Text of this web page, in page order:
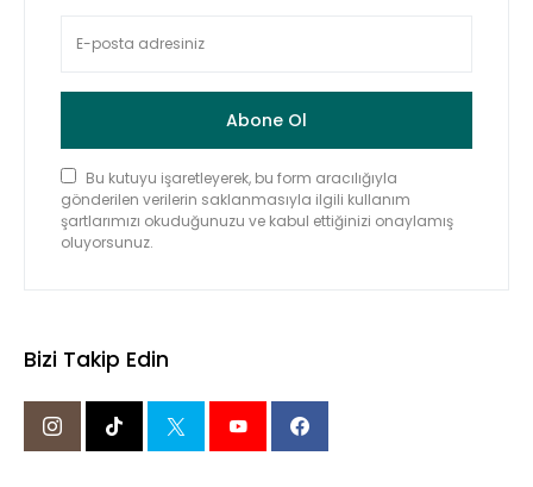
Abone Ol
Bu kutuyu işaretleyerek, bu form aracılığıyla
gönderilen verilerin saklanmasıyla ilgili kullanım
şartlarımızı okuduğunuzu ve kabul ettiğinizi onaylamış
oluyorsunuz.
Bizi Takip Edin